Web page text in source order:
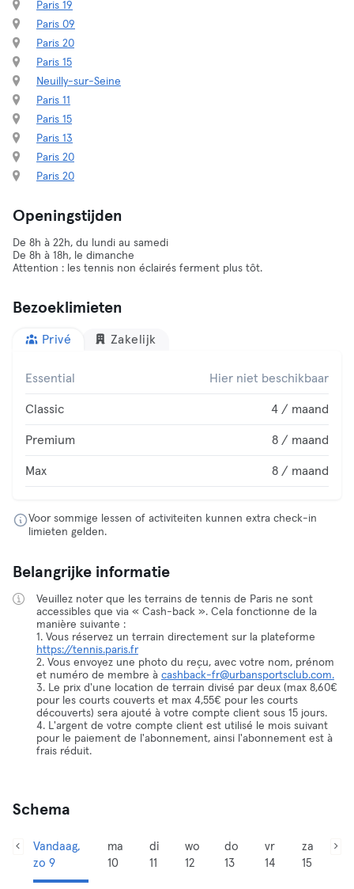
Paris 19
Paris 09
Paris 20
Paris 15
Neuilly-sur-Seine
Paris 11
Paris 15
Paris 13
Paris 20
Paris 20
Openingstijden
De 8h à 22h, du lundi au samedi
De 8h à 18h, le dimanche
Attention : les tennis non éclairés ferment plus tôt.
Bezoeklimieten
Privé Zakelijk
Essential Hier niet beschikbaar
Classic 4 / maand
Premium 8 / maand
Max 8 / maand
Voor sommige lessen of activiteiten kunnen extra check-in
limieten gelden.
Belangrijke informatie
Veuillez noter que les terrains de tennis de Paris ne sont
accessibles que via « Cash-back ». Cela fonctionne de la
manière suivante :
1. Vous réservez un terrain directement sur la plateforme
https://tennis.paris.fr
2. Vous envoyez une photo du reçu, avec votre nom, prénom
et numéro de membre à cashback-fr@urbansportsclub.com.
3. Le prix d'une location de terrain divisé par deux (max 8,60€
pour les courts couverts et max 4,55€ pour les courts
découverts) sera ajouté à votre compte client sous 15 jours.
4. L'argent de votre compte client est utilisé le mois suivant
pour le paiement de l'abonnement, ainsi l'abonnement est à
frais réduit.
Schema
Vandaag,
zo 9
ma
10
di
11
wo
12
do
13
vr
14
za
15